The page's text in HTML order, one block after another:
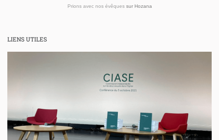
Prions avec nos évêquessur Hozana
LIENS UTILES